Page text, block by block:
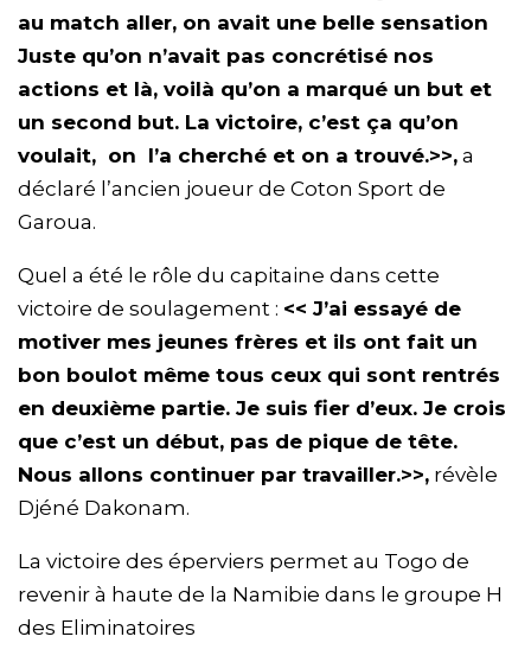
au match aller, on avait une belle sensation
Juste qu’on n’avait pas concrétisé nos
actions et là, voilà qu’on a marqué un but et
un second but. La victoire, c’est ça qu’on
voulait, on l’a cherché et on a trouvé.>>, a
déclaré l’ancien joueur de Coton Sport de
Garoua.
Quel a été le rôle du capitaine dans cette
victoire de soulagement : << J’ai essayé de
motiver mes jeunes frères et ils ont fait un
bon boulot même tous ceux qui sont rentrés
en deuxième partie. Je suis fier d’eux. Je crois
que c’est un début, pas de pique de tête.
Nous allons continuer par travailler.>>, révèle
Djéné Dakonam.
La victoire des éperviers permet au Togo de
revenir à haute de la Namibie dans le groupe H
des Eliminatoires